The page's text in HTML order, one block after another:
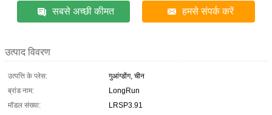
सबसे अच्छी कीमत हमसे संपर्क करें
उत्पाद विवरण
उत्पत्ति के प्लेस:
गुआंग्डोंग, चीन
ब्रांड नाम:
LongRun
मॉडल संख्या:
LRSP3.91